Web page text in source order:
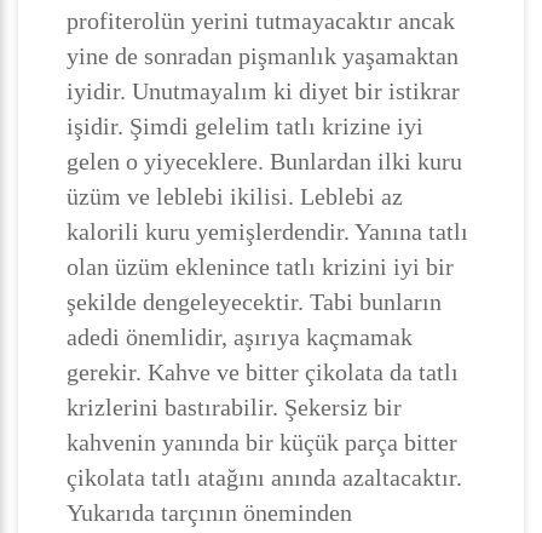
profiterolün yerini tutmayacaktır ancak
yine de sonradan pişmanlık yaşamaktan
iyidir. Unutmayalım ki diyet bir istikrar
işidir. Şimdi gelelim tatlı krizine iyi
gelen o yiyeceklere. Bunlardan ilki kuru
üzüm ve leblebi ikilisi. Leblebi az
kalorili kuru yemişlerdendir. Yanına tatlı
olan üzüm eklenince tatlı krizini iyi bir
şekilde dengeleyecektir. Tabi bunların
adedi önemlidir, aşırıya kaçmamak
gerekir. Kahve ve bitter çikolata da tatlı
krizlerini bastırabilir. Şekersiz bir
kahvenin yanında bir küçük parça bitter
çikolata tatlı atağını anında azaltacaktır.
Yukarıda tarçının öneminden